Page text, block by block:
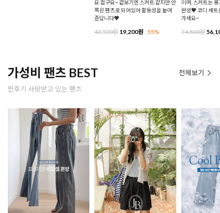
요 없구요~ 겉보기엔 스커트 같지만 안
쪽은 팬츠로 되어있어 활동성을 높여
준답니다♥
42,500원19,200원 55%
이며, 스커트는
완성♥ 코디 세트
가세요~
74,800원
가성비 팬츠 BEST
찐후기 사랑받고 있는 팬츠
전체보기